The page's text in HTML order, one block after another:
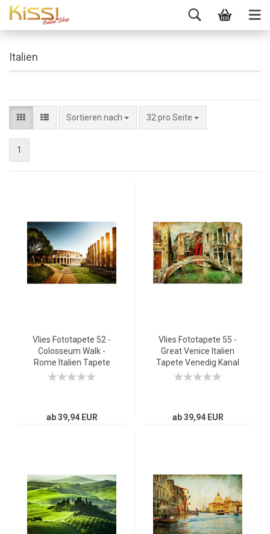
Italien
Sortieren nach 32 pro Seite
1
Vlies Fototapete 52 -
Colosseum Walk -
Rome Italien Tapete
Rom Kolosseum Italien
ab 39,94 EUR
Vlies Fototapete 55 -
Great Venice Italien
Tapete Venedig Kanal
Italien bunt
ab 39,94 EUR